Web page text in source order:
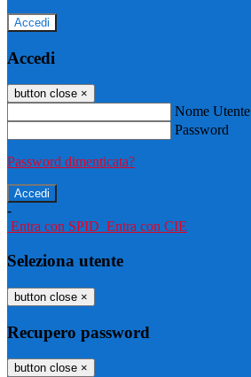
Accedi
Accedi
button close ×
Nome Utente
Password
Password dimenticata?
-
Entra con SPID Entra con CIE
Seleziona utente
button close ×
Recupero password
button close ×